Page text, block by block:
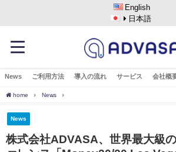
English
日本語
News ご利用方法 導入の流れ サービス 会社概
home News
News
株式会社ADVASA、世界最大級